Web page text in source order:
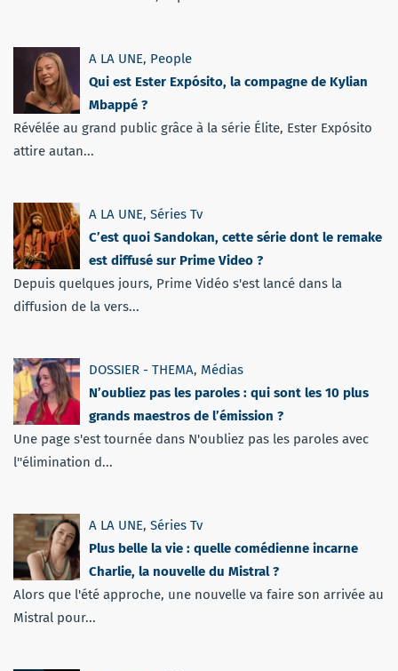
A LA UNE, People
Qui est Ester Expósito, la compagne de Kylian
Mbappé ?
Révélée au grand public grâce à la série Élite, Ester Expósito
attire autan...
A LA UNE, Séries Tv
C’est quoi Sandokan, cette série dont le remake
est diffusé sur Prime Video ?
Depuis quelques jours, Prime Vidéo s'est lancé dans la
diffusion de la vers...
DOSSIER - THEMA, Médias
N’oubliez pas les paroles : qui sont les 10 plus
grands maestros de l’émission ?
Une page s'est tournée dans N'oubliez pas les paroles avec
l''élimination d...
A LA UNE, Séries Tv
Plus belle la vie : quelle comédienne incarne
Charlie, la nouvelle du Mistral ?
Alors que l'été approche, une nouvelle va faire son arrivée au
Mistral pour...